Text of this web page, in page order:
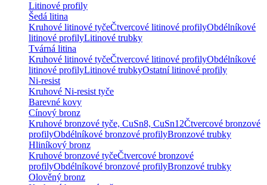
Litinové profily
Šedá litina
Kruhové litinové tyčeČtvercové litinové profilyObdélníkové
litinové profilyLitinové trubky
Tvárná litina
Kruhové litinové tyčeČtvercové litinové profilyObdélníkové
litinové profilyLitinové trubkyOstatní litinové profily
Ni-resist
Kruhové Ni-resist tyče
Barevné kovy
Cínový bronz
Kruhové bronzové tyče, CuSn8, CuSn12Čtvercové bronzové
profilyObdélníkové bronzové profilyBronzové trubky
Hliníkový bronz
Kruhové bronzové tyčeČtvercové bronzové
profilyObdélníkové bronzové profilyBronzové trubky
Olověný bronz